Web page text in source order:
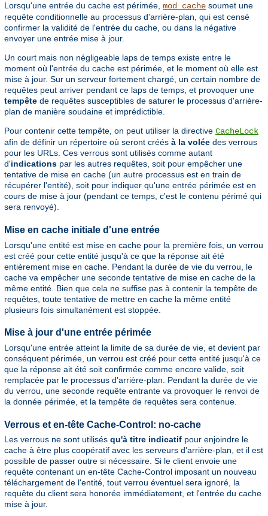
Lorsqu'une entrée du cache est périmée, mod_cache soumet une
requête conditionnelle au processus d'arrière-plan, qui est censé
confirmer la validité de l'entrée du cache, ou dans la négative
envoyer une entrée mise à jour.
Un court mais non négligeable laps de temps existe entre le
moment où l'entrée du cache est périmée, et le moment où elle est
mise à jour. Sur un serveur fortement chargé, un certain nombre de
requêtes peut arriver pendant ce laps de temps, et provoquer une
tempête de requêtes susceptibles de saturer le processus d'arrière-
plan de manière soudaine et imprédictible.
Pour contenir cette tempête, on peut utiliser la directive CacheLock
afin de définir un répertoire où seront créés à la volée des verrous
pour les URLs. Ces verrous sont utilisés comme autant
d'indications par les autres requêtes, soit pour empêcher une
tentative de mise en cache (un autre processus est en train de
récupérer l'entité), soit pour indiquer qu'une entrée périmée est en
cours de mise à jour (pendant ce temps, c'est le contenu périmé qui
sera renvoyé).
Mise en cache initiale d'une entrée
Lorsqu'une entité est mise en cache pour la première fois, un verrou
est créé pour cette entité jusqu'à ce que la réponse ait été
entièrement mise en cache. Pendant la durée de vie du verrou, le
cache va empêcher une seconde tentative de mise en cache de la
même entité. Bien que cela ne suffise pas à contenir la tempête de
requêtes, toute tentative de mettre en cache la même entité
plusieurs fois simultanément est stoppée.
Mise à jour d'une entrée périmée
Lorsqu'une entrée atteint la limite de sa durée de vie, et devient par
conséquent périmée, un verrou est créé pour cette entité jusqu'à ce
que la réponse ait été soit confirmée comme encore valide, soit
remplacée par le processus d'arrière-plan. Pendant la durée de vie
du verrou, une seconde requête entrante va provoquer le renvoi de
la donnée périmée, et la tempête de requêtes sera contenue.
Verrous et en-tête Cache-Control: no-cache
Les verrous ne sont utilisés qu'à titre indicatif pour enjoindre le
cache à être plus coopératif avec les serveurs d'arrière-plan, et il est
possible de passer outre si nécessaire. Si le client envoie une
requête contenant un en-tête Cache-Control imposant un nouveau
téléchargement de l'entité, tout verrou éventuel sera ignoré, la
requête du client sera honorée immédiatement, et l'entrée du cache
mise à jour.